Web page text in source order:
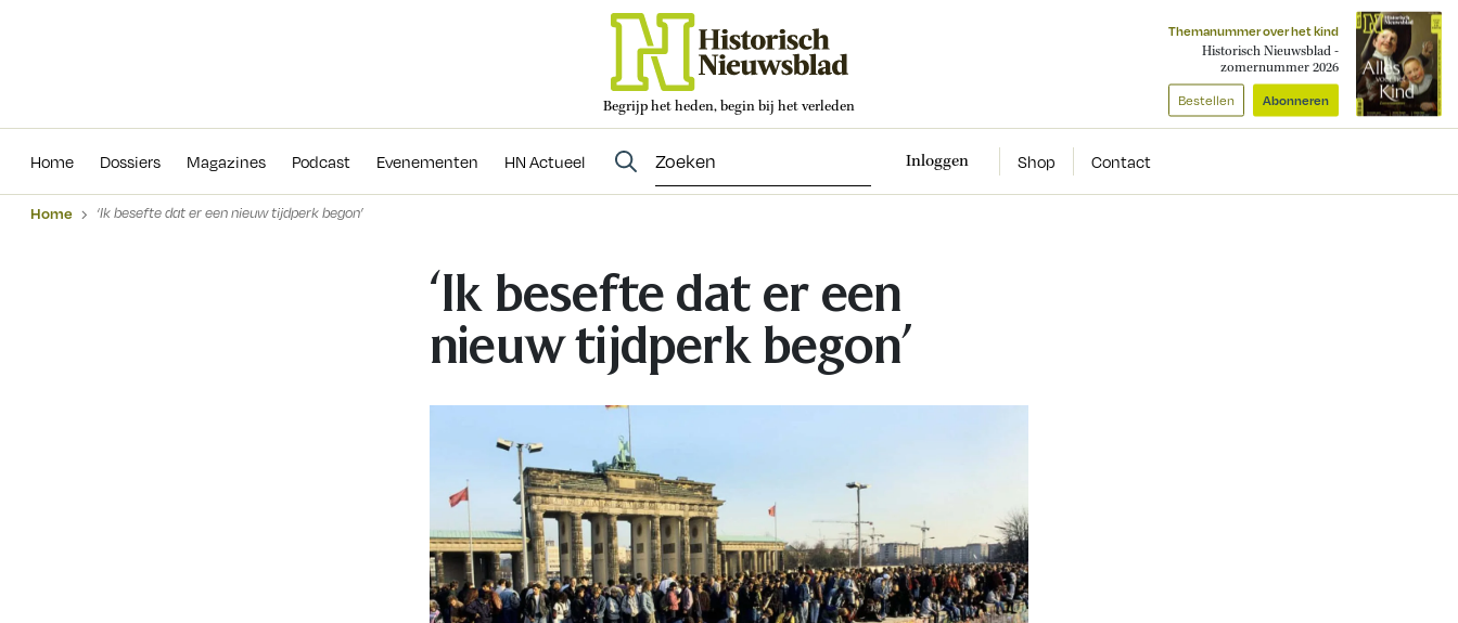
Begrijp het heden, begin bij het verleden
Themanummer over het kind
Historisch Nieuwsblad -
zomernummer 2026
Bestellen Abonneren
Home Dossiers Magazines Podcast Evenementen HN Actueel Inloggen Shop Contact
Evenementen
Home ‘Ik besefte dat er een nieuw tijdperk begon’
‘Ik besefte dat er een
nieuw tijdperk begon’